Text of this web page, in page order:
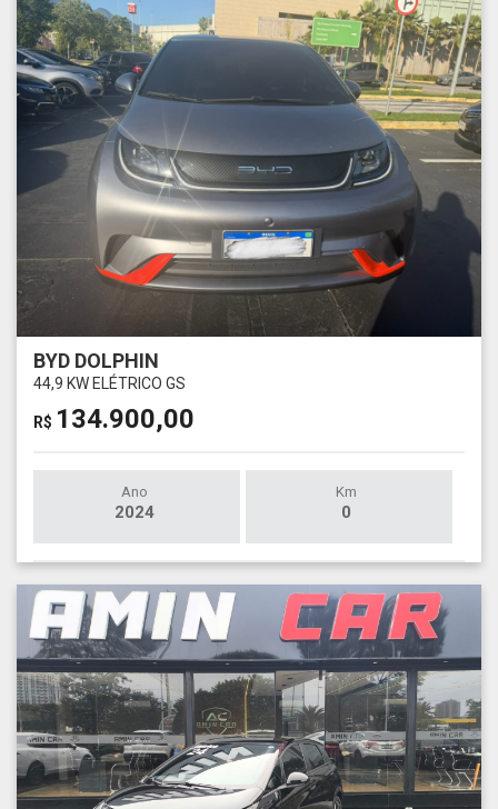
BYD DOLPHIN
44,9 KW ELÉTRICO GS
R$ 134.900,00
Ano
2024
Km
0